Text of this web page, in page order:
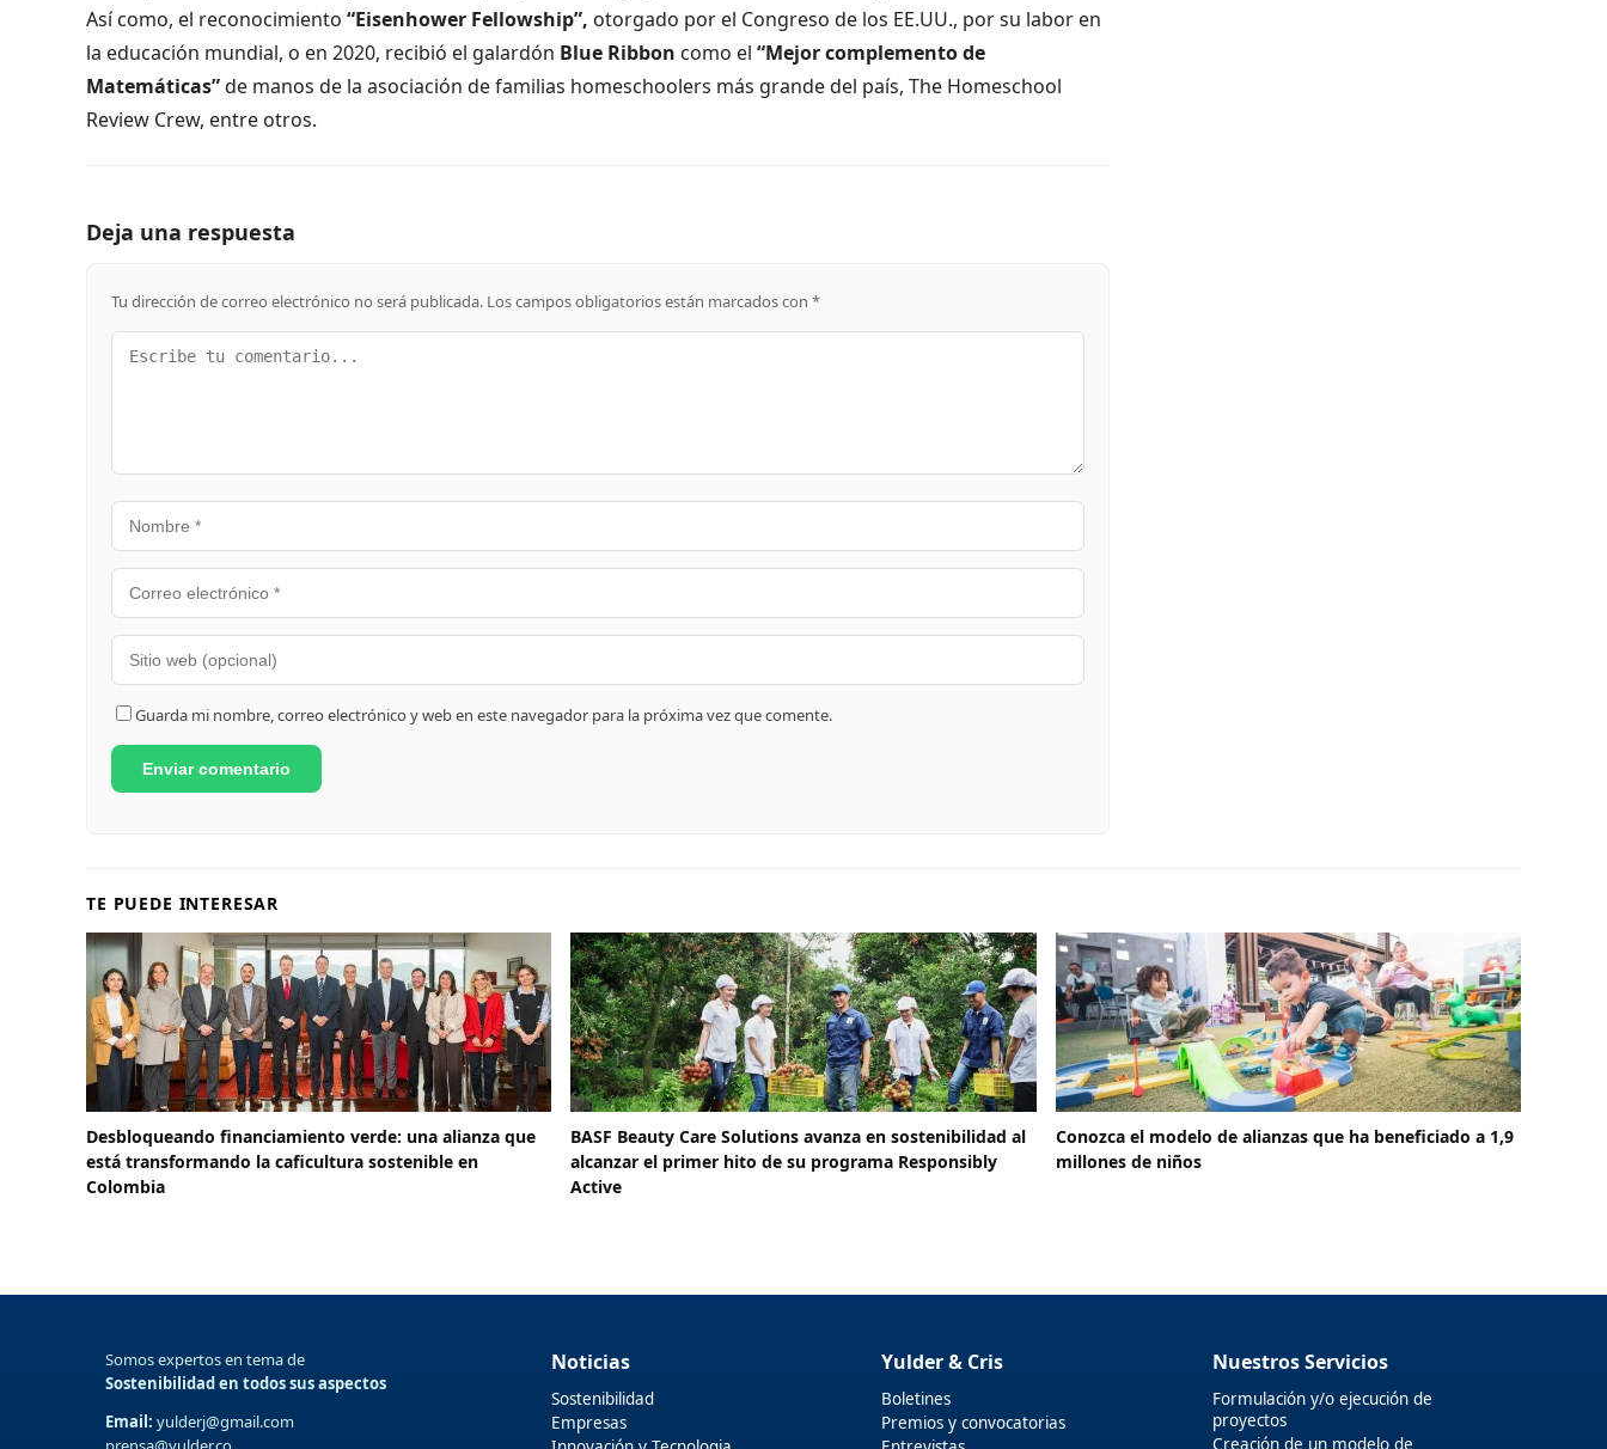
Así como, el reconocimiento “Eisenhower Fellowship”, otorgado por el Congreso de los EE.UU., por su labor en
la educación mundial, o en 2020, recibió el galardón Blue Ribbon como el “Mejor complemento de
Matemáticas”de manos de la asociación de familias homeschoolers más grande del país, The Homeschool
Review Crew, entre otros.
Deja una respuesta
Tu dirección de correo electrónico no será publicada. Los campos obligatorios están marcados con *
Guarda mi nombre, correo electrónico y web en este navegador para la próxima vez que comente.
TE PUEDE INTERESAR
Desbloqueando financiamiento verde: una alianza que
está transformando la caficultura sostenible en
Colombia
BASF Beauty Care Solutions avanza en sostenibilidad al
alcanzar el primer hito de su programa Responsibly
Active
Conozca el modelo de alianzas que ha beneficiado a 1,9
millones de niños
Somos expertos en tema de
Sostenibilidad en todos sus aspectos
Email: yulderj@gmail.com
Noticias
Sostenibilidad
Empresas
Yulder & Cris
Boletines
Premios y convocatorias
Nuestros Servicios
Formulación y/o ejecución de
proyectos
Creación de un modelo de